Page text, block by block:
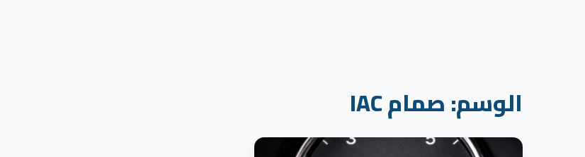
الوسم:صمام IAC